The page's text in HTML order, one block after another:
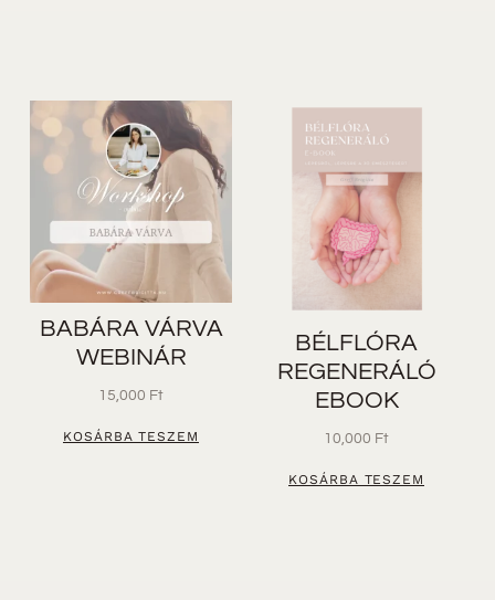
BABÁRA VÁRVA
WEBINÁR
15,000 Ft
KOSÁRBA TESZEM
BÉLFLÓRA
REGENERÁLÓ
EBOOK
10,000 Ft
KOSÁRBA TESZEM